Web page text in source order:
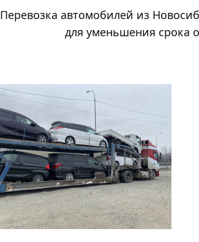
Перевозка автомобилей из
для уменьшения срока